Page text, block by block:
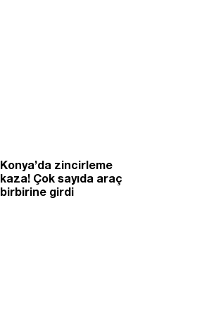
Konya’da zincirleme
kaza! Çok sayıda araç
birbirine girdi